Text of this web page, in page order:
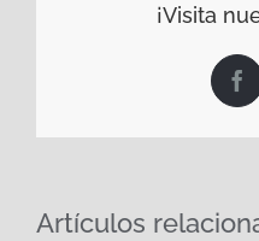
¡Visita
Artículos